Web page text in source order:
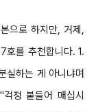
으로 하지만, 거제,
호를 추천합니다. 1.
실하는 게 아니냐며
"걱정 붙들어 매십시